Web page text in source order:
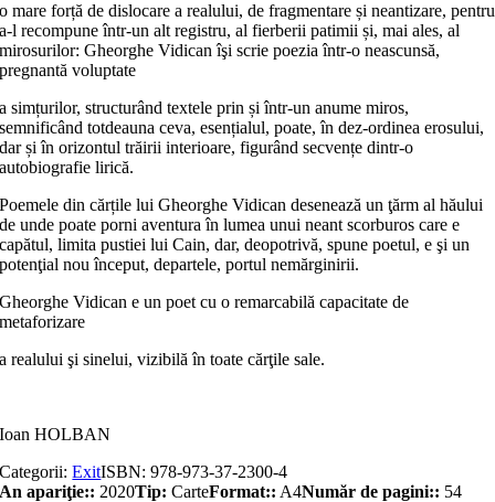
o mare forță de dislocare a realului, de fragmentare și neantizare, pentru
a-l recompune într-un alt registru, al fierberii patimii și, mai ales, al
mirosurilor: Gheorghe Vidican îşi scrie poezia într-o neascunsă,
pregnantă voluptate
a simțurilor, structurând textele prin și într-un anume miros,
semnificând totdeauna ceva, esențialul, poate, în dez-ordinea erosului,
dar și în orizontul trăirii interioare, figurând secvențe dintr-o
autobiografie lirică.
Poemele din cărțile lui Gheorghe Vidican de­senează un ţărm al hăului
de unde poate porni aventura în lumea unui neant scorburos care e
capătul, limita pustiei lui Cain, dar, deopo­trivă, spune poetul, e şi un
potenţial nou început, departele, por­tul nemărginirii.
Gheorghe Vidican e un poet cu o remarcabilă capacitate de
metaforizare
a realului şi sinelui, vizibilă în toate cărţile sale.
Ioan HOLBAN
Categorii:ExitISBN:978-973-37-2300-4
An apariţie:: 2020Tip: CarteFormat:: A4Număr de pagini:: 54